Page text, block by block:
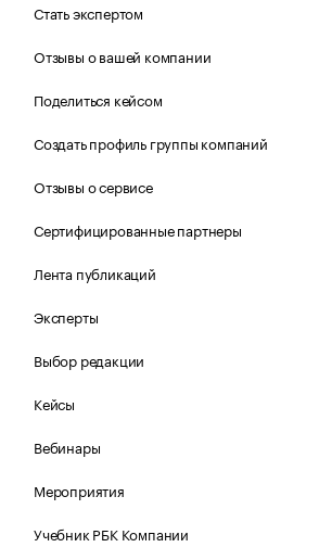
Стать экспертом
Отзывы о вашей компании
Поделиться кейсом
Создать профиль группы компаний
Отзывы о сервисе
Сертифицированные партнеры
Лента публикаций
Эксперты
Выбор редакции
Кейсы
Вебинары
Мероприятия
Учебник РБК Компании